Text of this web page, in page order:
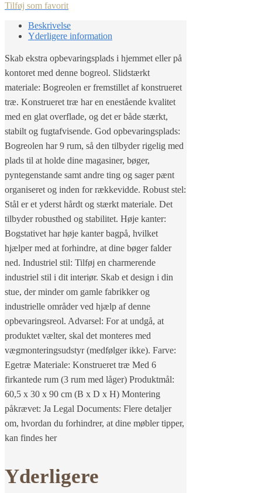
Tilføj som favorit
Beskrivelse
Yderligere information
Skab ekstra opbevaringsplads i hjemmet eller på
kontoret med denne bogreol. Slidstærkt
materiale: Bogreolen er fremstillet af konstrueret
træ. Konstrueret træ har en enestående kvalitet
med en glat overflade, og det er både stærkt,
stabilt og fugtafvisende. God opbevaringsplads:
Bogreolen har 9 rum, så den tilbyder rigelig med
plads til at holde dine magasiner, bøger,
pyntegenstande samt andre ting og sager pænt
organiseret og inden for rækkevidde. Robust stel:
Stål er et yderst hårdt og stærkt materiale. Det
tilbyder robusthed og stabilitet. Høje kanter:
Bogstativet har høje kanter bagpå, hvilket
hjælper med at forhindre, at dine bøger falder
ned. Industriel stil: Tilføj en charmerende
industriel stil i dit interiør. Skab et design i din
stue, der minder om gamle fabrikker og
industrielle områder ved hjælp af denne
opbevaringsreol. Advarsel: For at undgå, at
produktet vælter, skal det monteres med
vægmonteringsudstyr (medfølger ikke). Farve:
Egetræ Materiale: Konstrueret træ Med 6
firkantede rum (3 rum med låger) Produktmål:
60,5 x 30 x 90 cm (B x D x H) Montering
påkrævet: Ja Legal Documents: Flere detaljer
om, hvordan du forhindrer, at dine møbler tipper,
kan findes her
Yderligere